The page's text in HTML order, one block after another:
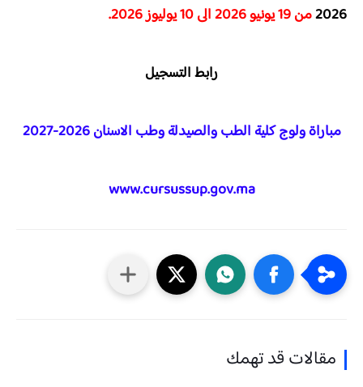
2026من 19 يونيو 2026 الى 10 يوليوز 2026.
رابط التسجيل
مباراة ولوج كلية الطب والصيدلة وطب الاسنان 2026-2027
www.cursussup.gov.ma
مقالات قد تهمك